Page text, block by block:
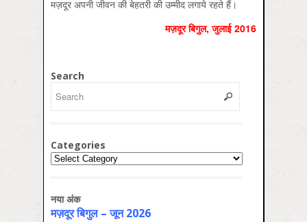
मज़दूर अपनी जीवन की बेहतरी की उम्मीद लगाये रहते हैं।
मज़दूर बिगुल, जुलाई 2016
Search
Categories
Categories
नया अंक
मज़दूर बिगुल – जून 2026